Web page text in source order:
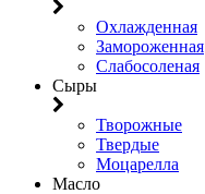
Охлажденная
Замороженная
Слабосоленая
Сыры
Творожные
Твердые
Моцарелла
Масло